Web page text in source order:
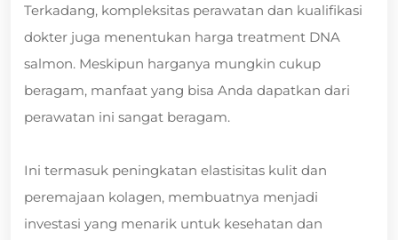
Terkadang, kompleksitas perawatan dan kualifikasi
dokter juga menentukan harga treatment DNA
salmon. Meskipun harganya mungkin cukup
beragam, manfaat yang bisa Anda dapatkan dari
perawatan ini sangat beragam.
Ini termasuk peningkatan elastisitas kulit dan
peremajaan kolagen, membuatnya menjadi
investasi yang menarik untuk kesehatan dan